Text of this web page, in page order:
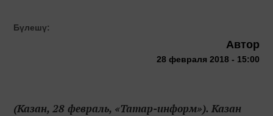
Бүлешү:
Автор
28 февраля 2018 - 15:00
(Казан, 28 февраль, «Татар-информ»). Казан